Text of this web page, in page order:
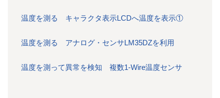
温度を測る キャラクタ表示LCDへ温度を表示①
温度を測る アナログ・センサLM35DZを利用
温度を測って異常を検知 複数1-Wire温度センサ